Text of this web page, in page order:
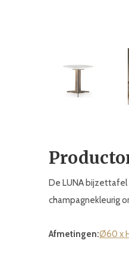
De LUNA bijzettafel
champagnekleurig
Afmetingen:Ø60 x